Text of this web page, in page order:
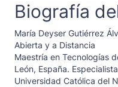
Biografía
María Deyser Gutiérrez
Abierta y a Distancia
Maestría en Tecnologías
León, España.
Universidad Católica del